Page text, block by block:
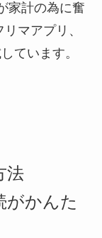
家計の為に奮
マアプリ、
ています。
法
がかんた